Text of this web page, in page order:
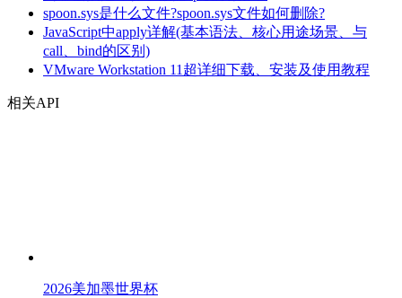
spoon.sys是什么文件?spoon.sys文件如何删除?
JavaScript中apply详解(基本语法、核心用途场景、与
call、bind的区别)
VMware Workstation 11超详细下载、安装及使用教程
相关API
2026美加墨世界杯